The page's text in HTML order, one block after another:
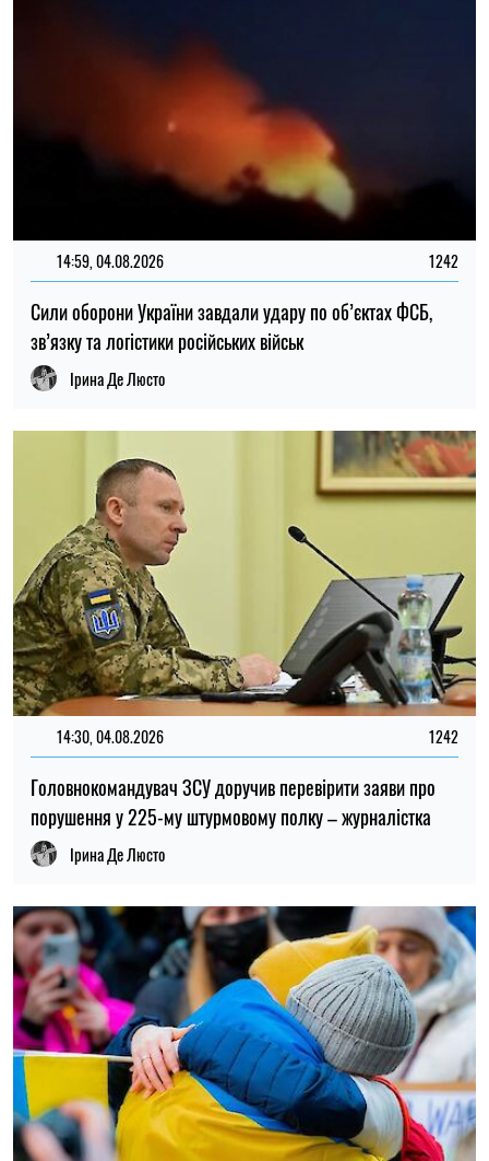
14:59, 05.08.2026
В Україні готують пенсійну реформу: що зміниться у
виплатах, накопиченнях та спеціальних пенсіях
Ірина Де Люсто
22:30, 23.07.2026 5088
Українцям виплатять до 37 800 грн: хто може отримати
нову допомогу від «Карітасу»
Олена Ткаліч
22:00, 23.07.2026 4545